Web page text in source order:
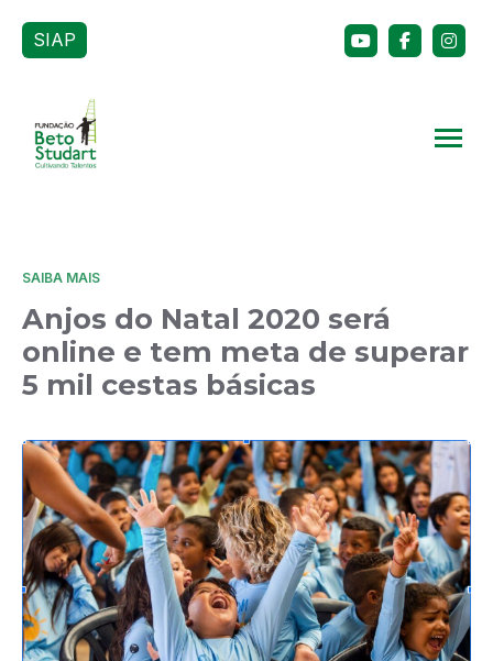
SIAP
SAIBA MAIS
Anjos do Natal 2020 será
online e tem meta de superar
5 mil cestas básicas